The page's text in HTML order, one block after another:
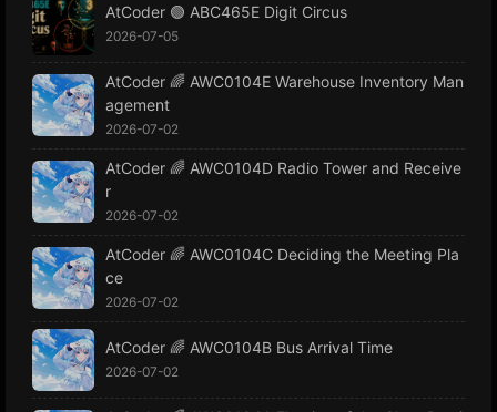
AtCoder 🟢 ABC465E Digit Circus
2026-07-05
AtCoder 🌈 AWC0104E Warehouse Inventory Man
agement
2026-07-02
AtCoder 🌈 AWC0104D Radio Tower and Receive
r
2026-07-02
AtCoder 🌈 AWC0104C Deciding the Meeting Pla
ce
2026-07-02
AtCoder 🌈 AWC0104B Bus Arrival Time
2026-07-02